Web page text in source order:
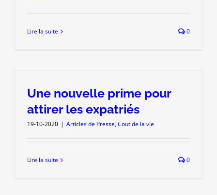
Lire la suite 0
Une nouvelle prime pour
attirer les expatriés
19-10-2020 | Articles de Presse,Cout de la vie
Lire la suite 0